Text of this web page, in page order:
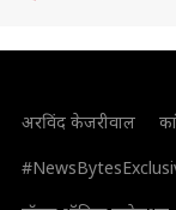
अरविंद केजरीवाल